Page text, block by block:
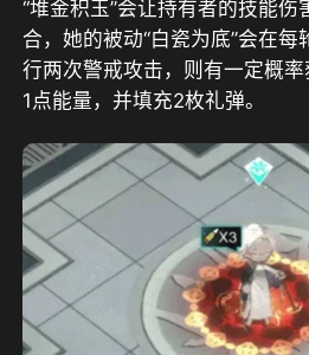
“堆金积玉”会让持有者的技能伤
合，她的被动“白瓷为底”会在
行两次警戒攻击，则有一定概
1点能量，并填充2枚礼弹。